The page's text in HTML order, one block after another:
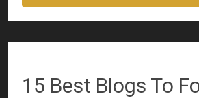
15 Best Blogs To